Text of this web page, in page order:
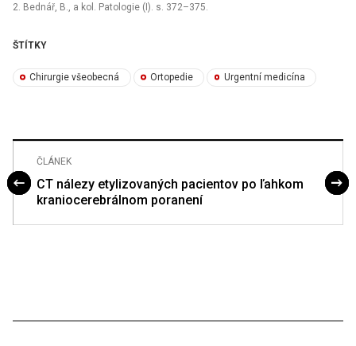
2. Bednář, B., a kol. Patologie (I). s. 372–375.
ŠTÍTKY
Chirurgie všeobecná Ortopedie Urgentní medicína
ČLÁNEK
CT nálezy etylizovaných pacientov po ľahkom
kraniocerebrálnom poranení